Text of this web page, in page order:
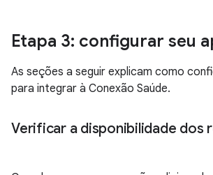
Etapa 3: configurar seu
As seções a seguir explicam como
para integrar à Conexão Saúde.
Verificar a disponibilidade dos